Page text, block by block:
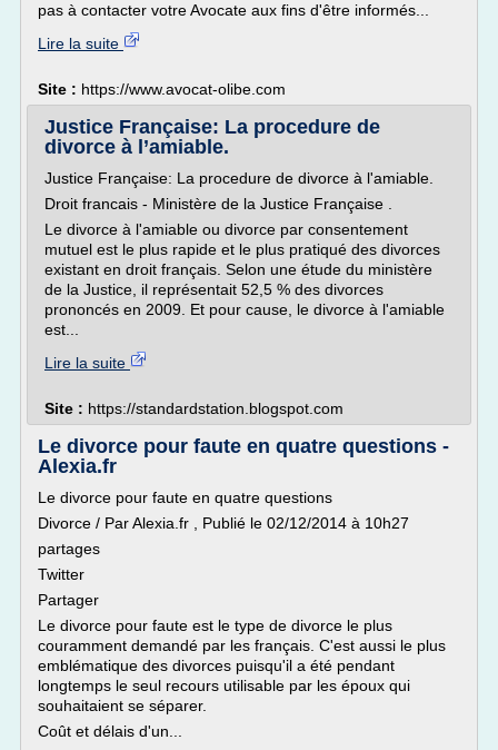
pas à contacter votre Avocate aux fins d'être informés...
Lire la suite
Site : https://www.avocat-olibe.com
Justice Française: La procedure de
divorce à l’amiable.
Justice Française: La procedure de divorce à l'amiable.
Droit francais - Ministère de la Justice Française .
Le divorce à l'amiable ou divorce par consentement
mutuel est le plus rapide et le plus pratiqué des divorces
existant en droit français. Selon une étude du ministère
de la Justice, il représentait 52,5 % des divorces
prononcés en 2009. Et pour cause, le divorce à l'amiable
est...
Lire la suite
Site : https://standardstation.blogspot.com
Le divorce pour faute en quatre questions -
Alexia.fr
Le divorce pour faute en quatre questions
Divorce / Par Alexia.fr , Publié le 02/12/2014 à 10h27
partages
Twitter
Partager
Le divorce pour faute est le type de divorce le plus
couramment demandé par les français. C'est aussi le plus
emblématique des divorces puisqu'il a été pendant
longtemps le seul recours utilisable par les époux qui
souhaitaient se séparer.
Coût et délais d'un...